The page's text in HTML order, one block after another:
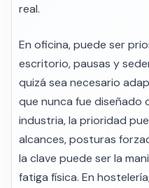
real.
En oficina, puede ser
escritorio, pausas y
quizá sea necesario
que nunca fue diseñado
industria, la prioridad
alcances, posturas
la clave puede ser la
fatiga física. En